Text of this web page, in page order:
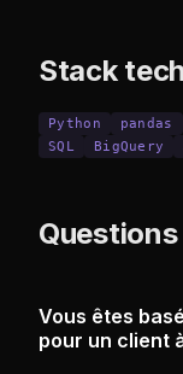
Stack
Python pandas
SQL
BigQuery
Vous êtes
pour un client